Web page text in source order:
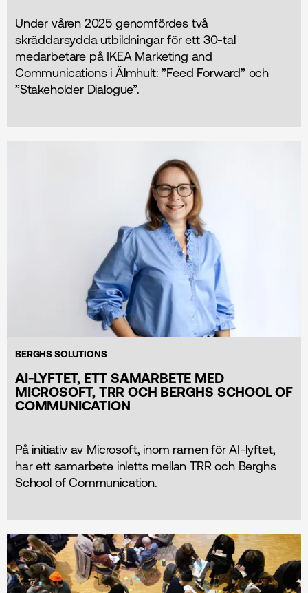
Under våren 2025 genomfördes två
skräddarsydda utbildningar för ett 30-tal
medarbetare på IKEA Marketing and
Communications i Älmhult: ”Feed Forward” och
”Stakeholder Dialogue”.
BERGHS SOLUTIONS
AI-LYFTET, ETT SAMARBETE MED
MICROSOFT, TRR OCH BERGHS SCHOOL OF
COMMUNICATION
På initiativ av Microsoft, inom ramen för AI-lyftet,
har ett samarbete inletts mellan TRR och Berghs
School of Communication.